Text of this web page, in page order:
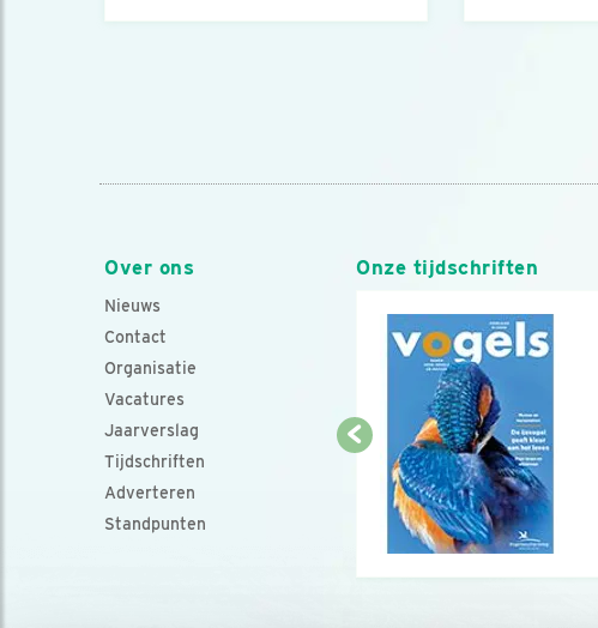
Over ons
Nieuws
Contact
Organisatie
Vacatures
Jaarverslag
Tijdschriften
Adverteren
Standpunten
Onze tijdschriften